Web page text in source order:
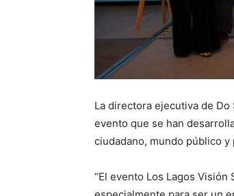
La directora ejecutiva de
evento que se han
ciudadano, mundo público y
“El evento Los Lagos